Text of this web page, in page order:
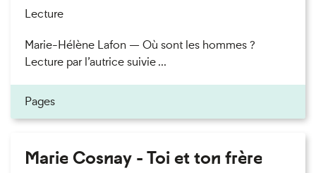
Lecture
Marie-Hélène Lafon — Où sont les hommes ?
Lecture par l’autrice suivie ...
Pages
Marie Cosnay - Toi et ton frère